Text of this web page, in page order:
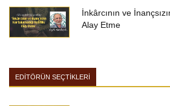
İnkârcının ve
Alay Etme
EDİTÖRÜN SEÇTİKLERİ